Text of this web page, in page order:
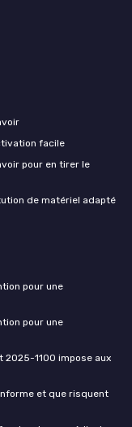
facile
pour en tirer le
de matériel adapté
pour une
pour une
1100 impose aux
et que risquent